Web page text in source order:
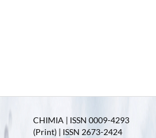
CHIMIA | ISSN 0009-4293
(Print) | ISSN 2673-2424